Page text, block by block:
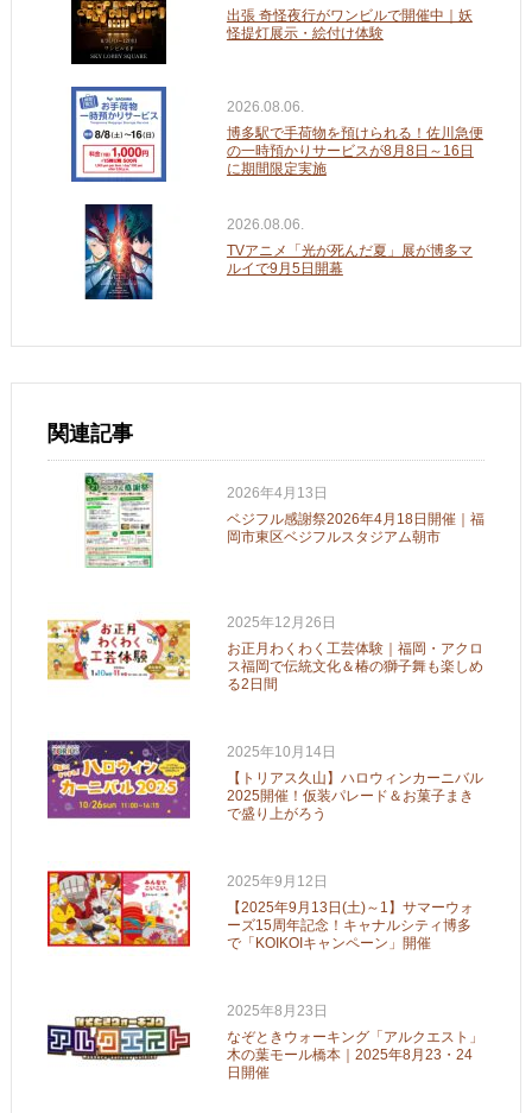
出張 奇怪夜行がワンビルで開催中｜妖
怪提灯展示・絵付け体験
2026.08.06.
博多駅で手荷物を預けられる！佐川急便
の一時預かりサービスが8月8日～16日
に期間限定実施
2026.08.06.
TVアニメ「光が死んだ夏」展が博多マ
ルイで9月5日開幕
関連記事
2026年4月13日
ベジフル感謝祭2026年4月18日開催｜福
岡市東区ベジフルスタジアム朝市
2025年12月26日
お正月わくわく工芸体験｜福岡・アクロ
ス福岡で伝統文化＆椿の獅子舞も楽しめ
る2日間
2025年10月14日
【トリアス久山】ハロウィンカーニバル
2025開催！仮装パレード＆お菓子まき
で盛り上がろう
2025年9月12日
【2025年9月13日(土)～1】サマーウォ
ーズ15周年記念！キャナルシティ博多
で「KOIKOIキャンペーン」開催
2025年8月23日
なぞときウォーキング「アルクエスト」
木の葉モール橋本｜2025年8月23・24
日開催